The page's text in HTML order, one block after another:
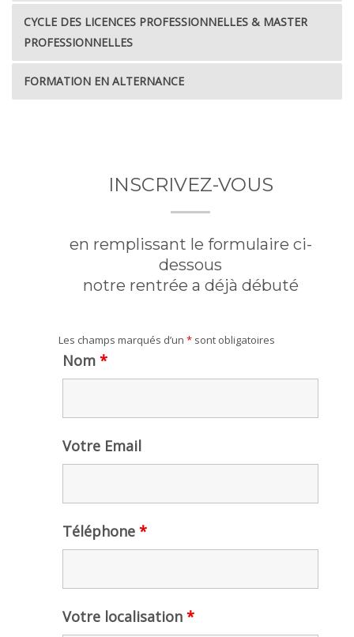
CYCLE DES LICENCES PROFESSIONNELLES & MASTER
PROFESSIONNELLES
FORMATION EN ALTERNANCE
INSCRIVEZ-VOUS
en remplissant le formulaire ci-
dessous
notre rentrée a déjà débuté
Les champs marqués d’un * sont obligatoires
Nom *
Votre Email
Téléphone *
Votre localisation *